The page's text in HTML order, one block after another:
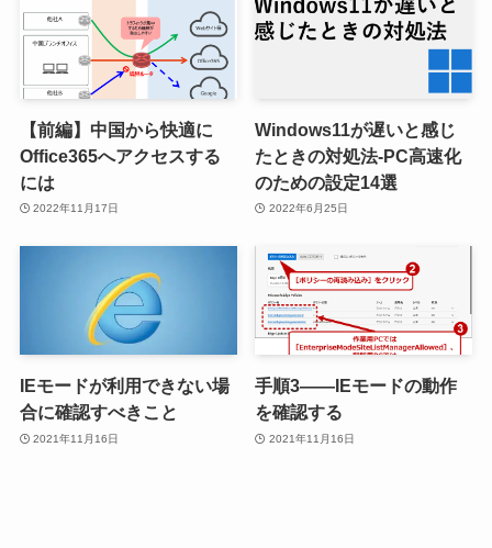
【前編】中国から快適に
Office365へアクセスする
には
2022年11月17日
Windows11が遅いと感じ
たときの対処法-PC高速化
のための設定14選
2022年6月25日
IEモードが利用できない場
合に確認すべきこと
2021年11月16日
手順3――IEモードの動作
を確認する
2021年11月16日